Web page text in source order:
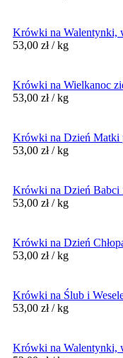
Krówki na Walentynki,
53,00 zł / kg
Krówki na Wielkanoc
53,00 zł / kg
Krówki na Dzień Matki
53,00 zł / kg
Krówki na Dzień Babci
53,00 zł / kg
Krówki na Dzień
53,00 zł / kg
Krówki na Ślub i
53,00 zł / kg
Krówki na Walentynki,